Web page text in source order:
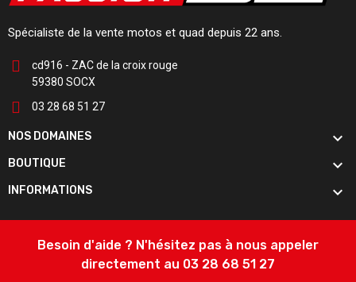
Spécialiste de la vente motos et quad depuis 22 ans.
cd916 - ZAC de la croix rouge
59380 SOCX
03 28 68 51 27
NOS DOMAINES 
BOUTIQUE 
INFORMATIONS 
Besoin d'aide ? N'hésitez pas à nous appeler
directement au 03 28 68 51 27